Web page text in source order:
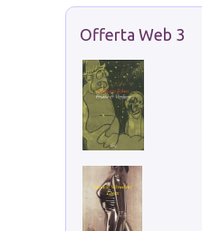
Offerta Web 3